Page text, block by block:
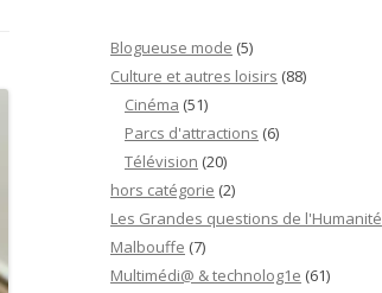
Blogueuse mode (5)
Culture et autres loisirs (88)
Cinéma (51)
Parcs d'attractions (6)
Télévision (20)
hors catégorie (2)
Les Grandes questions de l'Humanité
Malbouffe (7)
Multimédi@ & technolog1e (61)